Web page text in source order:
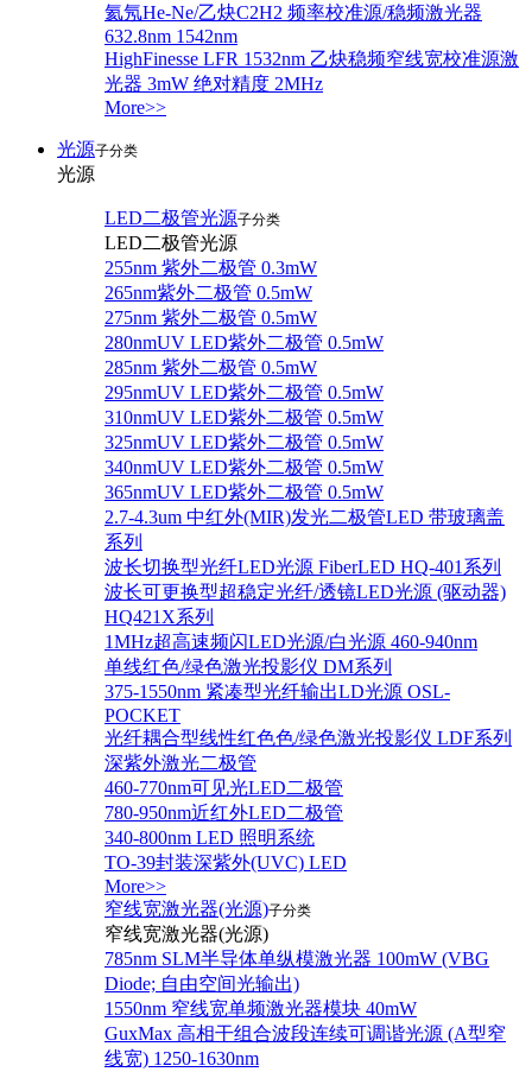
氦氖He-Ne/乙炔C2H2 频率校准源/稳频激光器
632.8nm 1542nm
HighFinesse LFR 1532nm 乙炔稳频窄线宽校准源激
光器 3mW 绝对精度 2MHz
More>>
光源子分类
光源
LED二极管光源子分类
LED二极管光源
255nm 紫外二极管 0.3mW
265nm紫外二极管 0.5mW
275nm 紫外二极管 0.5mW
280nmUV LED紫外二极管 0.5mW
285nm 紫外二极管 0.5mW
295nmUV LED紫外二极管 0.5mW
310nmUV LED紫外二极管 0.5mW
325nmUV LED紫外二极管 0.5mW
340nmUV LED紫外二极管 0.5mW
365nmUV LED紫外二极管 0.5mW
2.7-4.3um 中红外(MIR)发光二极管LED 带玻璃盖
系列
波长切换型光纤LED光源 FiberLED HQ-401系列
波长可更换型超稳定光纤/透镜LED光源 (驱动器)
HQ421X系列
1MHz超高速频闪LED光源/白光源 460-940nm
单线红色/绿色激光投影仪 DM系列
375-1550nm 紧凑型光纤输出LD光源 OSL-
POCKET
光纤耦合型线性红色色/绿色激光投影仪 LDF系列
深紫外激光二极管
460-770nm可见光LED二极管
780-950nm近红外LED二极管
340-800nm LED 照明系统
TO-39封装深紫外(UVC) LED
More>>
窄线宽激光器(光源)子分类
窄线宽激光器(光源)
785nm SLM半导体单纵模激光器 100mW (VBG
Diode; 自由空间光输出)
1550nm 窄线宽单频激光器模块 40mW
GuxMax 高相干组合波段连续可调谐光源 (A型窄
线宽) 1250-1630nm